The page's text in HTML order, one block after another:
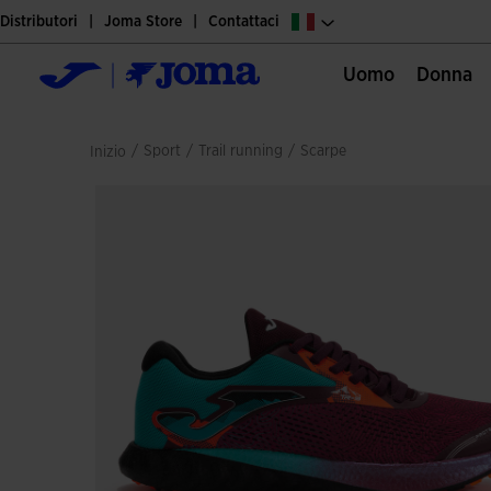
Distributori Joma Store Contattaci
Uomo Donna
Inizio / sport / trail running / scarpe